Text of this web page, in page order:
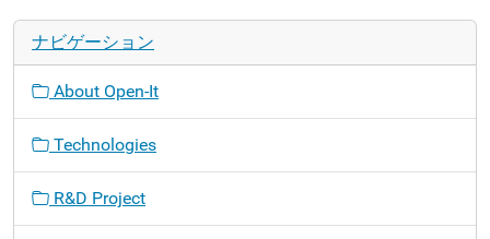
ナビゲーション
About Open-It
Technologies
R&D Project